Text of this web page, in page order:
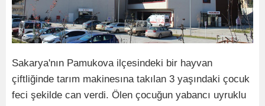
Sakarya'nın Pamukova ilçesindeki bir hayvan
çiftliğinde tarım makinesına takılan 3 yaşındaki çocuk
feci şekilde can verdi. Ölen çocuğun yabancı uyruklu